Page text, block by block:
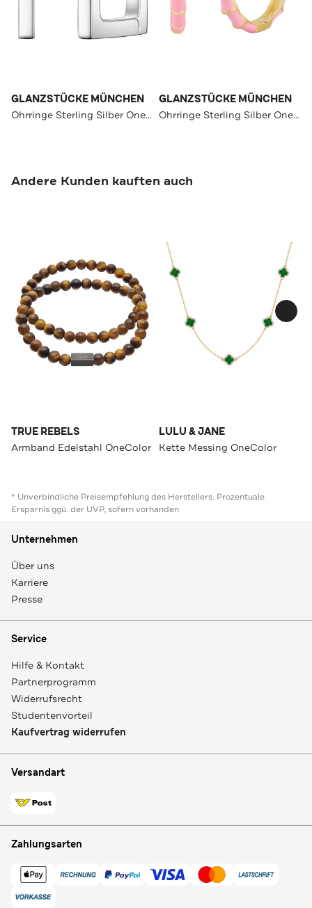
GLANZSTÜCKE MÜNCHEN
Ohrringe Sterling Silber OneColor
GLANZSTÜCKE MÜNCHEN
Ohrringe Sterling Silber OneColor
Andere Kunden kauften auch
TRUE REBELS
Armband Edelstahl OneColor
LULU & JANE
Kette Messing OneColor
* Unverbindliche Preisempfehlung des Herstellers. Prozentuale
Ersparnis ggü. der UVP, sofern vorhanden
Unternehmen
Über uns
Karriere
Presse
Service
Hilfe & Kontakt
Partnerprogramm
Widerrufsrecht
Studentenvorteil
Kaufvertrag widerrufen
Versandart
Zahlungsarten